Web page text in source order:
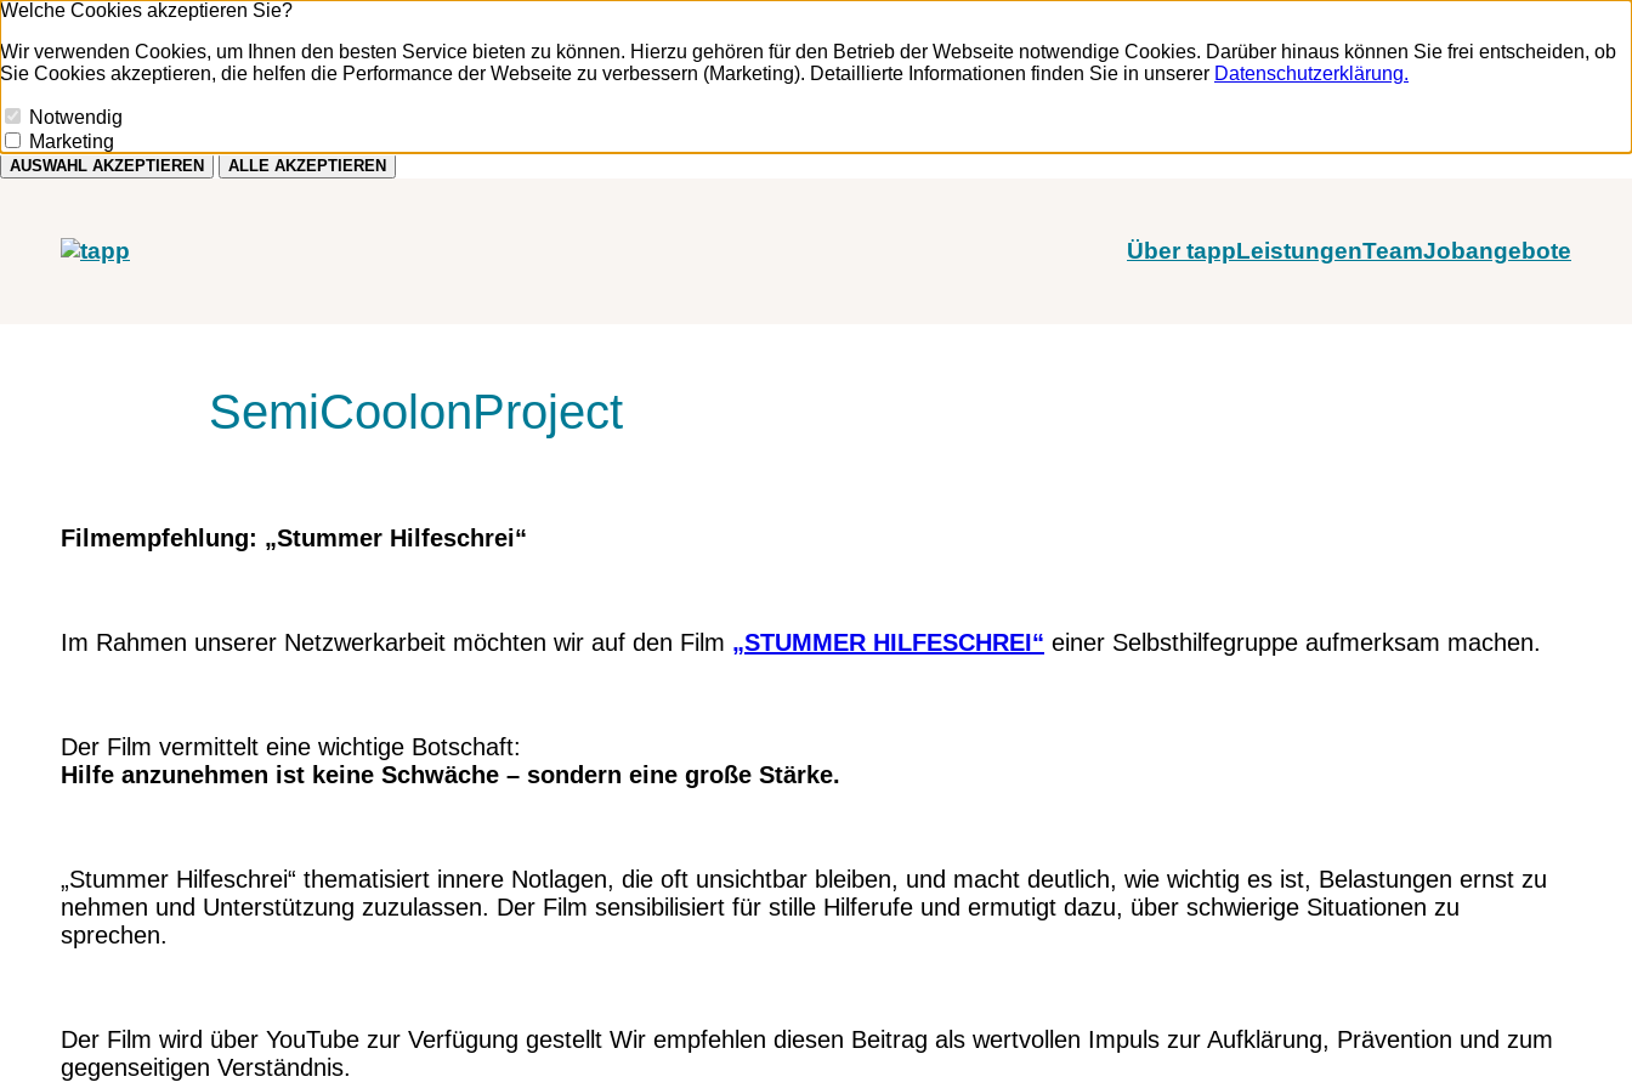
Welche Cookies akzeptieren Sie?
Wir verwenden Cookies, um Ihnen den besten Service bieten zu können. Hierzu gehören für den Betrieb der Webseite notwendige Cookies. Darüber hinaus können Sie frei entscheiden, ob
Sie Cookies akzeptieren, die helfen die Performance der Webseite zu verbessern (Marketing). Detaillierte Informationen finden Sie in unserer Datenschutzerklärung.
Notwendig
Marketing
AUSWAHL AKZEPTIEREN ALLE AKZEPTIEREN
Über tappLeistungenTeamJobangebote
SemiCoolonProject
Filmempfehlung: „Stummer Hilfeschrei“
Im Rahmen unserer Netzwerkarbeit möchten wir auf den Film „STUMMER HILFESCHREI“ einer Selbsthilfegruppe aufmerksam machen.
Der Film vermittelt eine wichtige Botschaft:
Hilfe anzunehmen ist keine Schwäche – sondern eine große Stärke.
„Stummer Hilfeschrei“ thematisiert innere Notlagen, die oft unsichtbar bleiben, und macht deutlich, wie wichtig es ist, Belastungen ernst zu
nehmen und Unterstützung zuzulassen. Der Film sensibilisiert für stille Hilferufe und ermutigt dazu, über schwierige Situationen zu
sprechen.
Der Film wird über YouTube zur Verfügung gestellt Wir empfehlen diesen Beitrag als wertvollen Impuls zur Aufklärung, Prävention und zum
gegenseitigen Verständnis.